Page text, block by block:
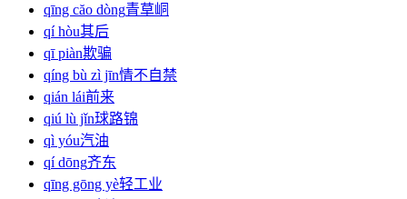
qīng căo dòng青草峒
qí hòu其后
qī piàn欺骗
qíng bù zì jīn情不自禁
qián lái前来
qiú lù jǐn球路锦
qì yóu汽油
qí dōng齐东
qīng gōng yè轻工业